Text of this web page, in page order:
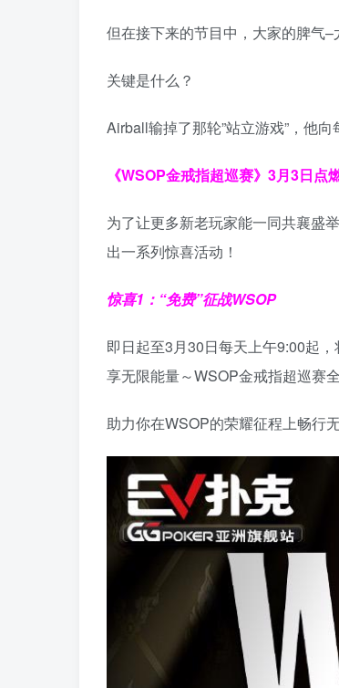
但在接下来的节目中，大家的脾气–
关键是什么？
Airball输掉了那轮”站立游戏”，他向
《WSOP金戒指超巡赛》 3月3日点
为了让更多新老玩家能一同共襄盛
出一系列惊喜活动！
惊喜1：“免费”征战WSOP
即日起至3月30日每天上午9:00起
享无限能量～WSOP金戒指超巡赛全
助力你在WSOP的荣耀征程上畅行